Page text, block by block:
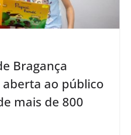
Bragança
aberta ao público
mais de 800